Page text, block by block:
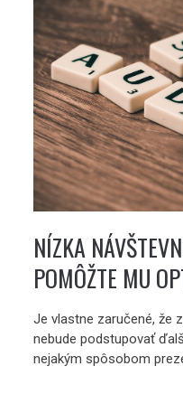
NÍZKA
POMÔŽTE MU
Je vlastne zaručené, že
nebude podstupovať
nejakým spôsobom